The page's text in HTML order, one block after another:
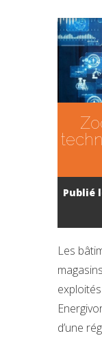
Publié
Les
d’une